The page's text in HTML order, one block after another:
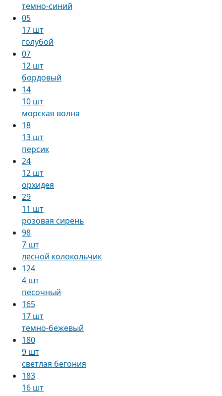
темно-синий
05
17 шт
голубой
07
12 шт
бордовый
14
10 шт
морская волна
18
13 шт
персик
24
12 шт
орхидея
29
11 шт
розовая сирень
98
7 шт
лесной колокольчик
124
4 шт
песочный
165
17 шт
темно-бежевый
180
9 шт
светлая бегония
183
16 шт